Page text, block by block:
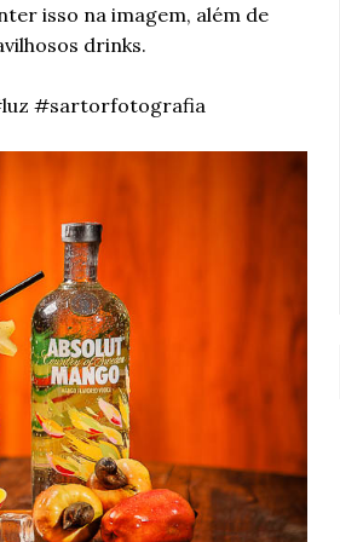
isso na imagem, além de
drinks.
#sartorfotografia